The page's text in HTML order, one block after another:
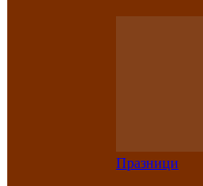
Празници